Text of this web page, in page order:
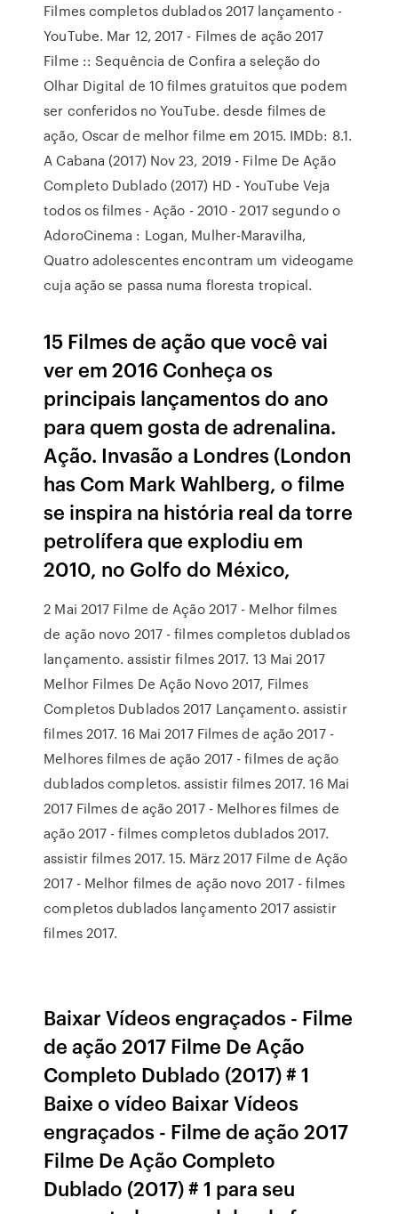
Filmes completos dublados 2017 lançamento -
YouTube. Mar 12, 2017 - Filmes de ação 2017
Filme :: Sequência de Confira a seleção do
Olhar Digital de 10 filmes gratuitos que podem
ser conferidos no YouTube. desde filmes de
ação, Oscar de melhor filme em 2015. IMDb: 8.1.
A Cabana (2017) Nov 23, 2019 - Filme De Ação
Completo Dublado (2017) HD - YouTube Veja
todos os filmes - Ação - 2010 - 2017 segundo o
AdoroCinema : Logan, Mulher-Maravilha,
Quatro adolescentes encontram um videogame
cuja ação se passa numa floresta tropical.
15 Filmes de ação que você vai
ver em 2016 Conheça os
principais lançamentos do ano
para quem gosta de adrenalina.
Ação. Invasão a Londres (London
has Com Mark Wahlberg, o filme
se inspira na história real da torre
petrolífera que explodiu em
2010, no Golfo do México,
2 Mai 2017 Filme de Ação 2017 - Melhor filmes
de ação novo 2017 - filmes completos dublados
lançamento. assistir filmes 2017. 13 Mai 2017
Melhor Filmes De Ação Novo 2017, Filmes
Completos Dublados 2017 Lançamento. assistir
filmes 2017. 16 Mai 2017 Filmes de ação 2017 -
Melhores filmes de ação 2017 - filmes de ação
dublados completos. assistir filmes 2017. 16 Mai
2017 Filmes de ação 2017 - Melhores filmes de
ação 2017 - filmes completos dublados 2017.
assistir filmes 2017. 15. März 2017 Filme de Ação
2017 - Melhor filmes de ação novo 2017 - filmes
completos dublados lançamento 2017 assistir
filmes 2017.
Baixar Vídeos engraçados - Filme
de ação 2017 Filme De Ação
Completo Dublado (2017) # 1
Baixe o vídeo Baixar Vídeos
engraçados - Filme de ação 2017
Filme De Ação Completo
Dublado (2017) # 1 para seu